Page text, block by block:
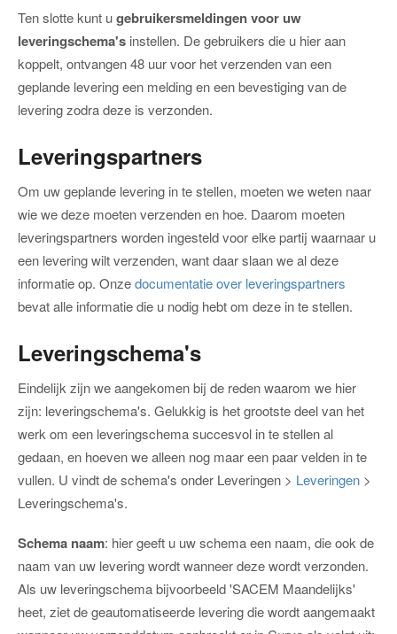
Ten slotte kunt ugebruikersmeldingen voor uw
leveringschema's instellen. De gebruikers die u hier aan
koppelt, ontvangen 48 uur voor het verzenden van een
geplande levering een melding en een bevestiging van de
levering zodra deze is verzonden.
Leveringspartners
Om uw geplande levering in te stellen, moeten we weten naar
wie we deze moeten verzenden en hoe. Daarom moeten
leveringspartners worden ingesteld voor elke partij waarnaar u
een levering wilt verzenden, want daar slaan we al deze
informatie op. Onzedocumentatie over leveringspartners
bevat alle informatie die u nodig hebt om deze in te stellen.
Leveringschema's
Eindelijk zijn we aangekomen bij de reden waarom we hier
zijn: leveringschema's. Gelukkig is het grootste deel van het
werk om een leveringschema succesvol in te stellen al
gedaan, en hoeven we alleen nog maar een paar velden in te
vullen. U vindt de schema's onder Leveringen > Leveringen >
Leveringschema's.
Schema naam: hier geeft u uw schema een naam, die ook de
naam van uw levering wordt wanneer deze wordt verzonden.
Als uw leveringschema bijvoorbeeld 'SACEM Maandelijks'
heet, ziet de geautomatiseerde levering die wordt aangemaakt